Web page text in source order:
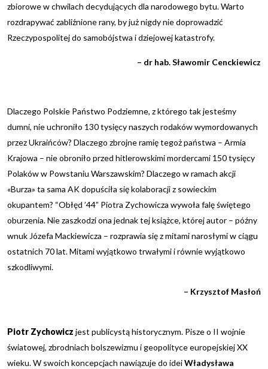
zbiorowe w chwilach decydujących dla narodowego bytu. Warto
rozdrapywać zabliźnione rany, by już nigdy nie doprowadzić
Rzeczypospolitej do samobójstwa i dziejowej katastrofy.
– dr hab. Sławomir Cenckiewicz
Dlaczego Polskie Państwo Podziemne, z którego tak jesteśmy
dumni, nie uchroniło 130 tysięcy naszych rodaków wymordowanych
przez Ukraińców? Dlaczego zbrojne ramię tegoż państwa – Armia
Krajowa – nie obroniło przed hitlerowskimi mordercami 150 tysięcy
Polaków w Powstaniu Warszawskim? Dlaczego w ramach akcji
«Burza» ta sama AK dopuściła się kolaboracji z sowieckim
okupantem? “Obłęd ’44” Piotra Zychowicza wywoła falę świętego
oburzenia. Nie zaszkodzi ona jednak tej książce, której autor – późny
wnuk Józefa Mackiewicza – rozprawia się z mitami narosłymi w ciągu
ostatnich 70 lat. Mitami wyjątkowo trwałymi i równie wyjątkowo
szkodliwymi.
– Krzysztof Masłoń
Piotr Zychowicz jest publicystą historycznym. Pisze o II wojnie
światowej, zbrodniach bolszewizmu i geopolityce europejskiej XX
wieku. W swoich koncepcjach nawiązuje do ideiWładysława